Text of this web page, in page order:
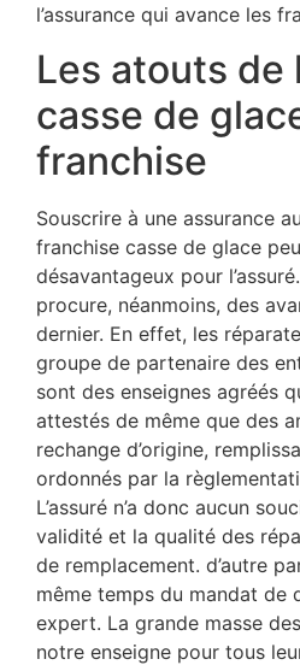
l’assurance qui avance les
Les atouts de
casse de
franchise
Souscrire à une assurance
franchise casse de glace
désavantageux pour
procure, néanmoins, des
dernier. En effet, les
groupe de partenaire des
sont des enseignes agréés
attestés de même que des
rechange d’origine,
ordonnés par la
L’assuré n’a donc aucun
validité et la qualité des
de remplacement. d’autre
même temps du mandat de
expert. La grande masse
notre enseigne pour tous